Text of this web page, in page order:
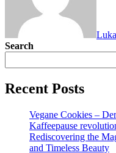
Search
Recent Posts
Vegane Cookies –
Kaffeepause
Rediscovering the
and Timeless Beauty